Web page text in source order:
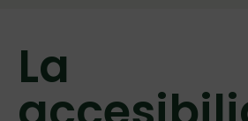
La